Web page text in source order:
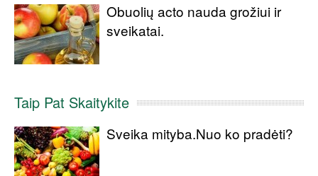
Obuolių acto nauda grožiui ir
sveikatai.
Taip Pat Skaitykite
Sveika mityba.Nuo ko pradėti?